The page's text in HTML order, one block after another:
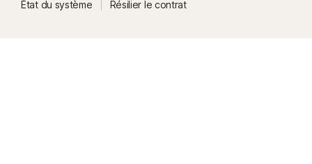
État du système
Résilier le contrat